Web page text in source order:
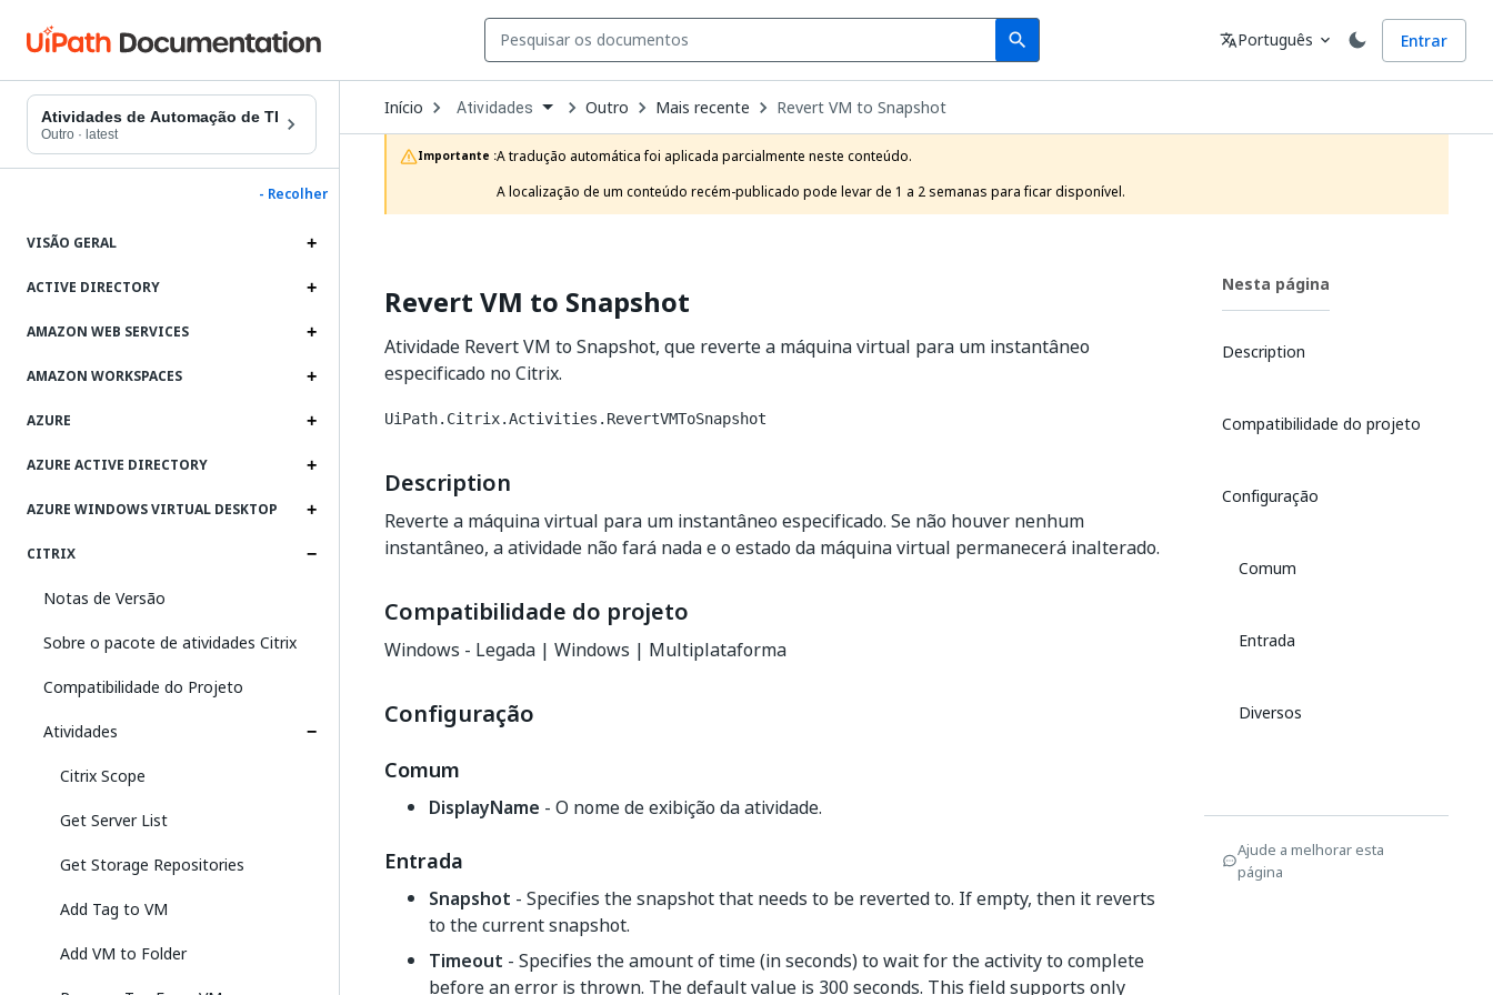
search
Search Idioma
translatePortuguês expand_more Entrar
Atividades de Automação de TI
Outro · latest
- Recolher
VISÃO GERAL
ACTIVE DIRECTORY
AMAZON WEB SERVICES
AMAZON WORKSPACES
AZURE
AZURE ACTIVE DIRECTORY
AZURE WINDOWS VIRTUAL DESKTOP
CITRIX
Notas de Versão
Sobre o pacote de atividades Citrix
Compatibilidade do Projeto
Atividades
Citrix Scope
Get Server List
Get Storage Repositories
Add Tag to VM
Add VM to Folder
Início Open
Dropdown
to
choose
product
Atividades Outro Mais recente Revert VM to Snapshot
Importante :A tradução automática foi aplicada parcialmente neste conteúdo.
A localização de um conteúdo recém-publicado pode levar de 1 a 2 semanas para ficar disponível.
Revert VM to Snapshot
Atividade Revert VM to Snapshot, que reverte a máquina virtual para um instantâneo
especificado no Citrix.
UiPath.Citrix.Activities.RevertVMToSnapshot
Description
Reverte a máquina virtual para um instantâneo especificado. Se não houver nenhum
instantâneo, a atividade não fará nada e o estado da máquina virtual permanecerá inalterado.
Compatibilidade do projeto
Windows - Legada | Windows | Multiplataforma
Configuração
Comum
DisplayName - O nome de exibição da atividade.
Entrada
Snapshot - Specifies the snapshot that needs to be reverted to. If empty, then it reverts
to the current snapshot.
Timeout - Specifies the amount of time (in seconds) to wait for the activity to complete
before an error is thrown. The default value is 300 seconds. This field supports only
Nesta página
Description
Compatibilidade do projeto
Configuração
Comum
Entrada
Diversos
Ajude a melhorar esta
página